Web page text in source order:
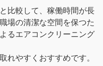
比較して、稼働時間が長
場の清潔な空間を保つた
るエアコンクリーニング
れやすくおすすめです。